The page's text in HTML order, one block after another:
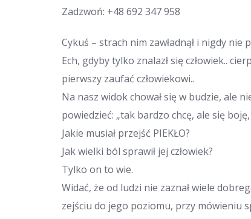
Zadzwoń: +48 692 347 958
Cykuś – strach nim zawładnął i nigdy nie
Ech, gdyby tylko znalazł się człowiek..
pierwszy zaufać człowiekowi..
Na nasz widok chował się w budzie, ale
powiedzieć: „tak bardzo chcę, ale się
Jakie musiał przejść PIEKŁO?
Jak wielki ból sprawił jej człowiek?
Tylko on to wie.
Widać, że od ludzi nie zaznał wiele
zejściu do jego poziomu, przy mówieniu